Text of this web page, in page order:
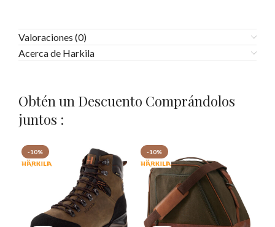
Valoraciones (0)
Acerca de Harkila
Obtén un Descuento Comprándolos
juntos :
-10% -10%